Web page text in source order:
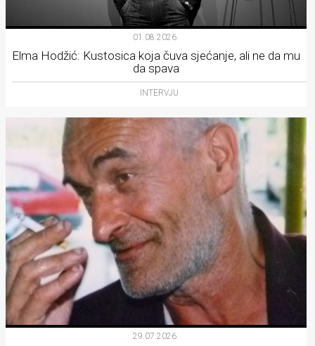
01.08.2026.
Elma Hodžić: Kustosica koja čuva sjećanje, ali ne da mu
da spava
INTERVJU
29.07.2026.